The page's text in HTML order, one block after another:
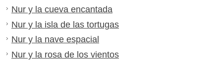
Nur y la cueva encantada
Nur y la isla de las tortugas
Nur y la nave espacial
Nur y la rosa de los vientos